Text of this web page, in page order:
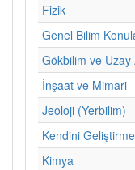
Fizik
Genel Bilim
Gökbilim ve Uzay
İnşaat ve Mimari
Jeoloji (Yerbilim)
Kendini Geliştirme
Kimya